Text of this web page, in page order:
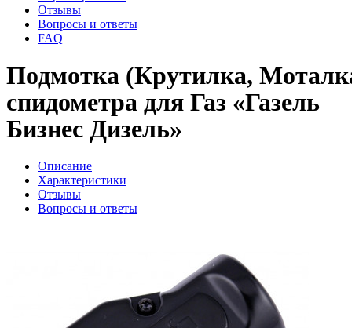
Отзывы
Вопросы и ответы
FAQ
Подмотка (Крутилка,
спидометра для Газ «Газель
Бизнес Дизель»
Описание
Характеристики
Отзывы
Вопросы и ответы